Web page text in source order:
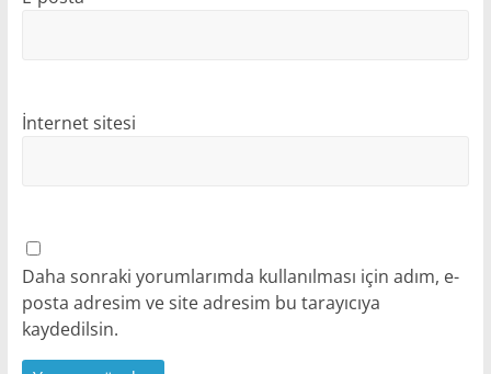
İnternet sitesi
Daha sonraki yorumlarımda kullanılması için adım, e-
posta adresim ve site adresim bu tarayıcıya
kaydedilsin.